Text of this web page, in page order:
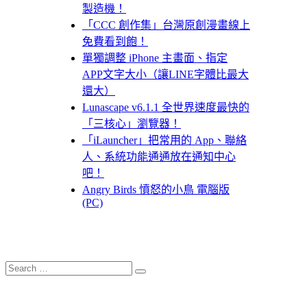
製造機！
「CCC 創作集」台灣原創漫畫線上
免費看到飽！
單獨調整 iPhone 主畫面、指定
APP文字大小（讓LINE字體比最大
還大）
Lunascape v6.1.1 全世界速度最快的
「三核心」瀏覽器！
「iLauncher」把常用的 App、聯絡
人、系統功能通通放在通知中心
吧！
Angry Birds 憤怒的小鳥 電腦版
(PC)
Search
for:
Search